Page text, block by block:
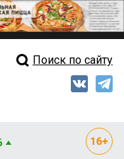
выпуск
Поиск по сайту